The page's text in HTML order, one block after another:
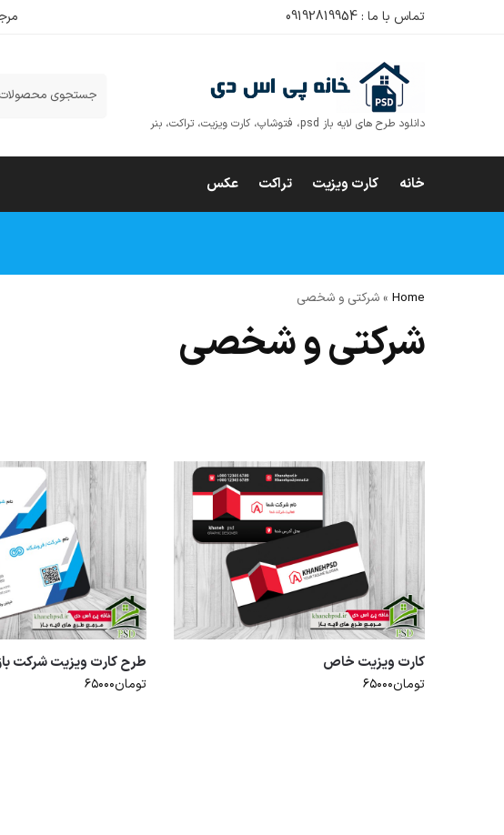
تماس با ما : 09192819954
دانلود طرح های لایه باز psd، فتوشاپ، کارت ویزیت، تراکت، بنر
خانه کارت ویزیت تراکت عکس
Home
»شرکتی و شخصی
شرکتی و شخصی
کارت ویزیت خاص
تومان۶۵۰۰۰
طرح کارت ویزیت شرکت
تومان۶۵۰۰۰